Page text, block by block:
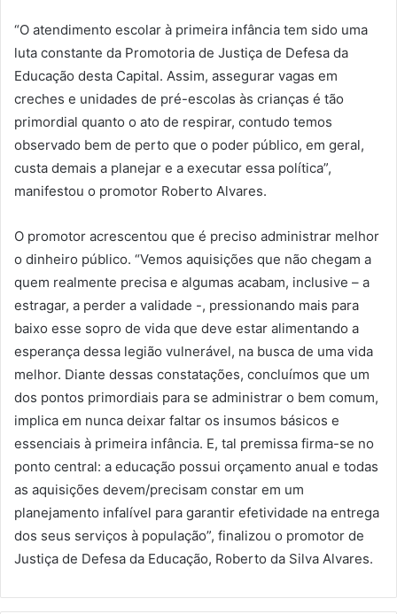
“O atendimento escolar à primeira infância tem sido uma
luta constante da Promotoria de Justiça de Defesa da
Educação desta Capital. Assim, assegurar vagas em
creches e unidades de pré-escolas às crianças é tão
primordial quanto o ato de respirar, contudo temos
observado bem de perto que o poder público, em geral,
custa demais a planejar e a executar essa política”,
manifestou o promotor Roberto Alvares.
O promotor acrescentou que é preciso administrar melhor
o dinheiro público. “Vemos aquisições que não chegam a
quem realmente precisa e algumas acabam, inclusive – a
estragar, a perder a validade -, pressionando mais para
baixo esse sopro de vida que deve estar alimentando a
esperança dessa legião vulnerável, na busca de uma vida
melhor. Diante dessas constatações, concluímos que um
dos pontos primordiais para se administrar o bem comum,
implica em nunca deixar faltar os insumos básicos e
essenciais à primeira infância. E, tal premissa firma-se no
ponto central: a educação possui orçamento anual e todas
as aquisições devem/precisam constar em um
planejamento infalível para garantir efetividade na entrega
dos seus serviços à população”, finalizou o promotor de
Justiça de Defesa da Educação, Roberto da Silva Alvares.